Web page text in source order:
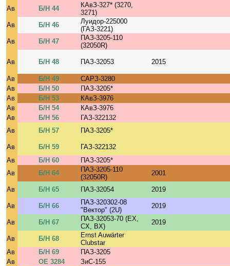
Ав Б/Н 44
КАвЗ-327* (3270,
3271)
Ав
Б/Н 46
Луидор-225000
(ГАЗ-3221)
Ав
Б/Н 47
ПАЗ-3205-110
(32050R)
Ав Б/Н 48 ПАЗ-32053 2015
Ав Б/Н 49
САРЗ-3280
Ав
Б/Н 50
ПАЗ-3205*
Ав
Б/Н 53
КАвЗ-3976
Ав
Б/Н 54
КАвЗ-3976
Ав
Б/Н 56
ГАЗ-322132
Ав
Б/Н 57 ПАЗ-3205*
Ав Б/Н 59
ГАЗ-322132
Ав
Б/Н 60
ПАЗ-3205*
Ав
Б/Н 64
ПАЗ-3205-110
(32050R)
2001
Ав Б/Н 65 ПАЗ-32054 2019
Ав Б/Н 66
ПАЗ-320302-08
"Вектор" (2U)
2019
Ав Б/Н 67
ПАЗ-32053-70 (EX,
CX, BX)
2019
Ав Б/Н 68
Ernst Auwärter
Clubstar
Ав
Б/Н 69
ПАЗ-3205
Ав
ОЕ 3284
ЗиС-155